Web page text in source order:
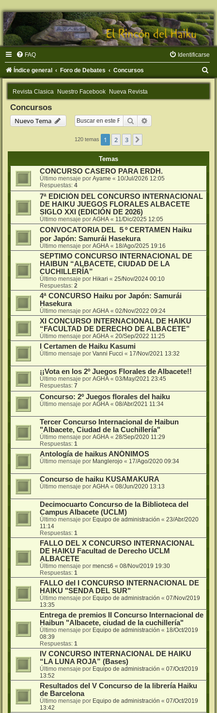
FAQ Identificarse
Índice general Foro de Debates Concursos
u
Revista Clasica Nuestro Facebook Nueva Revista
Concursos
Nuevo Tema
Buscar
120 temas 1 2 3
Temas
CONCURSO CASERO PARA ERDH.
Último mensaje por Ayame « 10/Jul/2026 12:05
Respuestas: 4
7ª EDICIÓN DEL CONCURSO INTERNACIONAL
DE HAIKU JUEGOS FLORALES ALBACETE
SIGLO XXI (EDICIÓN DE 2026)
Último mensaje por AGHA « 11/Dic/2025 12:05
CONVOCATORIA DEL ５º CERTAMEN Haiku
por Japón: Samurái Hasekura
Último mensaje por AGHA « 18/Ago/2025 19:16
SÉPTIMO CONCURSO INTERNACIONAL DE
HAIBUN “ALBACETE, CIUDAD DE LA
CUCHILLERÍA”
Último mensaje por Hikari « 25/Nov/2024 00:10
Respuestas: 2
4ª CONCURSO Haiku por Japón: Samurái
Hasekura
Último mensaje por AGHA « 02/Nov/2022 09:24
XI CONCURSO INTERNACIONAL DE HAIKU
“FACULTAD DE DERECHO DE ALBACETE”
Último mensaje por AGHA « 20/Sep/2022 11:25
I Certamen de Haiku Kasumi
Último mensaje por Vanni Fucci « 17/Nov/2021 13:32
¡¡Vota en los 2º Juegos Florales de Albacete!!
Último mensaje por AGHA « 03/May/2021 23:45
Respuestas: 7
Concurso: 2º Juegos florales del haiku
Último mensaje por AGHA « 08/Abr/2021 11:34
Tercer Concurso Internacional de Haibun
"Albacete, Ciudad de la Cuchillería"
Último mensaje por AGHA « 28/Sep/2020 11:29
Respuestas: 1
Antología de haikus ANÓNIMOS
Último mensaje por Manglerojo « 17/Ago/2020 09:34
Concurso de haiku KUSAMAKURA
Último mensaje por AGHA « 08/Jun/2020 13:13
Decimocuarto Concurso de la Biblioteca del
Campus Albacete (UCLM)
Último mensaje por Equipo de administración « 23/Abr/2020
11:14
Respuestas: 1
FALLO DEL X CONCURSO INTERNACIONAL
DE HAIKU Facultad de Derecho UCLM
ALBACETE
Último mensaje por mencs6 « 08/Nov/2019 19:30
Respuestas: 1
FALLO del I CONCURSO INTERNACIONAL DE
HAIKU "SENDA DEL SUR"
Último mensaje por Equipo de administración « 07/Nov/2019
13:35
Entrega de premios II Concurso Internacional de
Haibun "Albacete, ciudad de la cuchillería"
Último mensaje por Equipo de administración « 18/Oct/2019
08:39
Respuestas: 1
IV CONCURSO INTERNACIONAL DE HAIKU
“LA LUNA ROJA” (Bases)
Último mensaje por Equipo de administración « 07/Oct/2019
13:52
Resultados del V Concurso de la librería Haiku
de Barcelona
Último mensaje por Equipo de administración « 07/Oct/2019
13:42